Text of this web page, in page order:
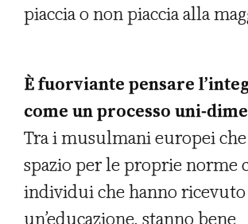
piaccia o non piaccia alla
È fuorviante pensare
come un processo uni-
Tra i musulmani europei
spazio per le proprie norme
individui che hanno ricevuto
un’educazione, stanno bene